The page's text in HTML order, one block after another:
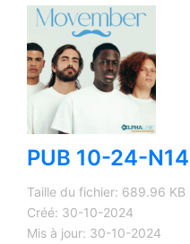
PUB 10-24-N14
Taille du fichier: 689.96 KB
Créé: 30-10-2024
Mis à jour: 30-10-2024